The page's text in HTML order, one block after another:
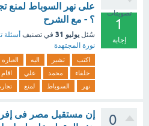
تصويتات
1
إجابة
على نهر السوباط لمنع
؟ - مع الشرح
سُئل يوليو 31 في تصنيف أسئلة
نورة المجتهدة
اكتب تشير اليه العباره
خلفاء
محمد علي اقام
نهر
السوباط لمنع
0
إن مستقبل مصر فى